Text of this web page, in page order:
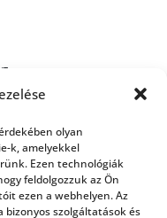
olyan
k, amelyekkel
Ezen technológiák
feldolgozzuk az Ön
ezen a webhelyen. Az
bizonyos szolgáltatások és